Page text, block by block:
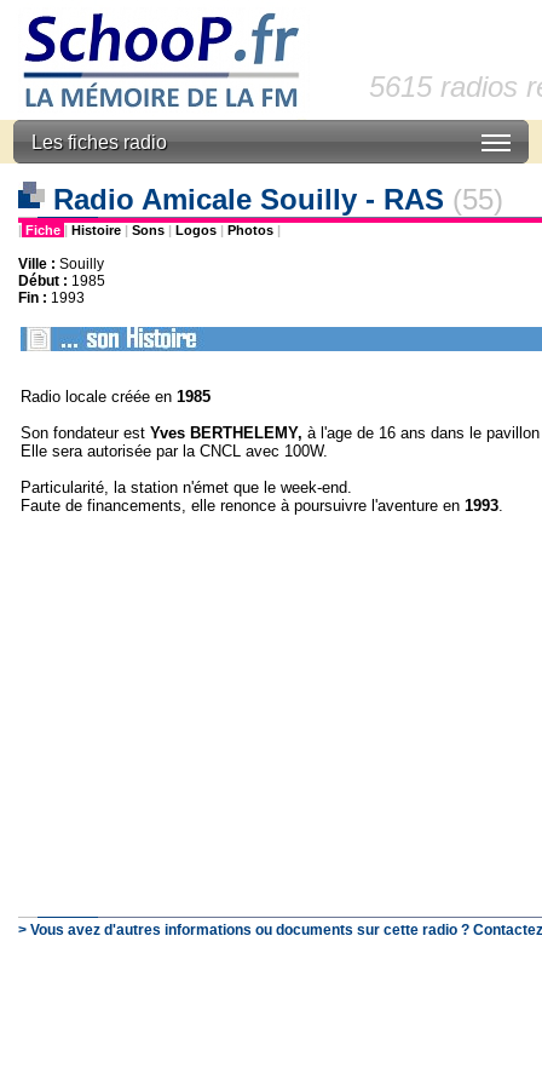
5615 radios
Les fiches radio
Radio Amicale Souilly - RAS (55)
| Fiche | Histoire | Sons | Logos | Photos |
Ville : Souilly
Début : 1985
Fin : 1993
Radio locale créée en 1985
Son fondateur est Yves BERTHELEMY, à l'age de 16 ans dans le
Elle sera autorisée par la CNCL avec 100W.
Particularité, la station n'émet que le week-end.
Faute de financements, elle renonce à poursuivre l'aventure en 1993.
> Vous avez d'autres informations ou documents sur cette radio ?